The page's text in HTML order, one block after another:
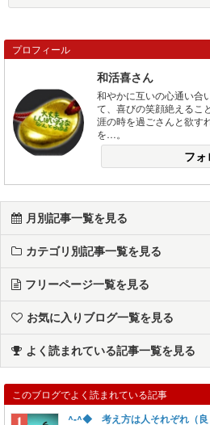
プロフィール
和活喜さん
和やかに互いの心通い合
て、喜びの笑顔絶えるこ
涯の時を過ごさんと欲す
を…。
フ
月別記事一覧を見る
カテゴリ別記事一覧を見る
フリーページ一覧を見る
お気に入りブログ一覧を見る
よく読まれている記事一覧を見る
このブログでよく読まれている記事
^-^◆ 考え方は人それぞれ（良